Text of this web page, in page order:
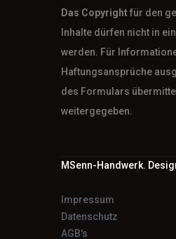
Das Copyrightfür den
Inhalte dürfen nicht in
werden. Für
Haftungsansprüche
des Formulars
weitergegeben.
MSenn-Handwerk.
Impressum
Datenschutz
AGB's